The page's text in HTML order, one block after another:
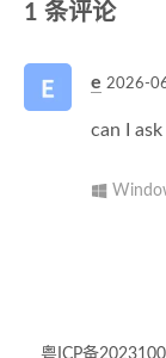
1 条评论
e 2026-
can I
粤ICP备